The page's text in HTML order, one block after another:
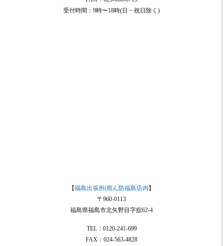
受付時間：9時〜18時(日・祝日除く)
【福島出張所(雨ん防福島店内 】
〒960-0113
福島県福島市北矢野目字舘62-4
TEL：0120-241-699
FAX：024-563-4828